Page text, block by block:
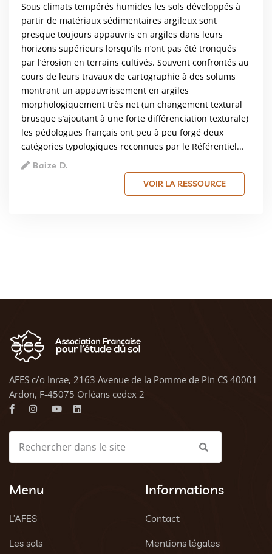
Sous climats tempérés humides les sols développés à
partir de matériaux sédimentaires argileux sont
presque toujours appauvris en argiles dans leurs
horizons supérieurs lorsqu’ils n’ont pas été tronqués
par l’érosion en terrains cultivés. Souvent confrontés au
cours de leurs travaux de cartographie à des solums
montrant un appauvrissement en argiles
morphologiquement très net (un changement textural
brusque s’ajoutant à une forte différenciation texturale)
les pédologues français ont peu à peu forgé deux
catégories typologiques reconnues par le Référentiel...
Baize D.
VOIR LA RESSOURCE
AFES c/o Inrae, 2163 Avenue de la Pomme de Pin CS 40001
Ardon, F-45075 Orléans cedex 2
Menu
L’AFES
Les sols
Informations
Contact
Mentions légales